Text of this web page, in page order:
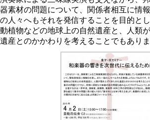
器素材の問題について、関係者相互に情
の人々へもそれを発信することを目的と
動植物などの地球上の自然遺産と、人類
遺産とのかかわりを考えることでもありま